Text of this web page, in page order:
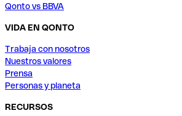
Qonto vs BBVA
VIDA EN QONTO
Trabaja con nosotros
Nuestros valores
Prensa
Personas y planeta
RECURSOS